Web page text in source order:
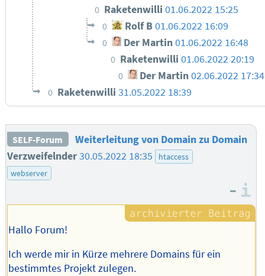
0 Raketenwilli01.06.2022 15:25
0 Rolf B01.06.2022 16:09
0 Der Martin01.06.2022 16:48
0 Raketenwilli 01.06.2022 20:19
0 Der Martin 02.06.2022 17:34
0 Raketenwilli 31.05.2022 18:39
SELF-Forum
Weiterleitung von Domain zu Domain
Verzweifelnder30.05.2022 18:35
htaccess
webserver
–
Hallo Forum!
Ich werde mir in Kürze mehrere Domains für ein
bestimmtes Projekt zulegen.